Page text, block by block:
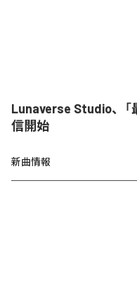
Lunaverse Studio、「
信開始
新曲情報